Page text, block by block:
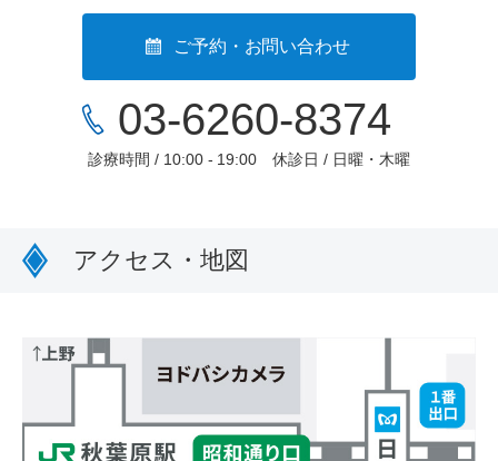
ご予約・お問い合わせ
03-6260-8374
診療時間 / 10:00 - 19:00休診日 / 日曜・木曜
アクセス・地図